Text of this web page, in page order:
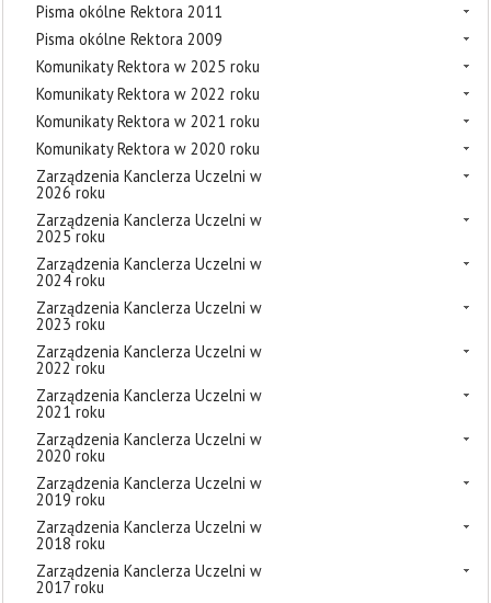
Pisma okólne Rektora 2011
Pisma okólne Rektora 2009
Komunikaty Rektora w 2025 roku
Komunikaty Rektora w 2022 roku
Komunikaty Rektora w 2021 roku
Komunikaty Rektora w 2020 roku
Zarządzenia Kanclerza Uczelni w
2026 roku
Zarządzenia Kanclerza Uczelni w
2025 roku
Zarządzenia Kanclerza Uczelni w
2024 roku
Zarządzenia Kanclerza Uczelni w
2023 roku
Zarządzenia Kanclerza Uczelni w
2022 roku
Zarządzenia Kanclerza Uczelni w
2021 roku
Zarządzenia Kanclerza Uczelni w
2020 roku
Zarządzenia Kanclerza Uczelni w
2019 roku
Zarządzenia Kanclerza Uczelni w
2018 roku
Zarządzenia Kanclerza Uczelni w
2017 roku